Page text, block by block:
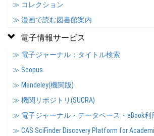
≫ コレクション
≫ 漫画で読む図書館案内
電子情報サービス
≫ 電子ジャーナル：タイトル検索
≫ Scopus
≫ Mendeley(機関版)
≫ 機関リポジトリ(SUCRA)
≫ 電子ジャーナル・データベース・eBook利
≫ CAS SciFinder Discovery Platform for